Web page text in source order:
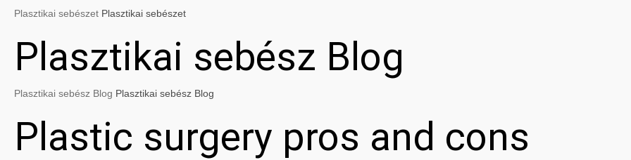
Plasztikai sebészet Plasztikai sebészet
Plasztikai sebész Blog
Plasztikai sebész Blog Plasztikai sebész Blog
Plastic surgery pros and cons